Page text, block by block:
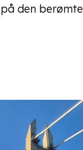
den berømte